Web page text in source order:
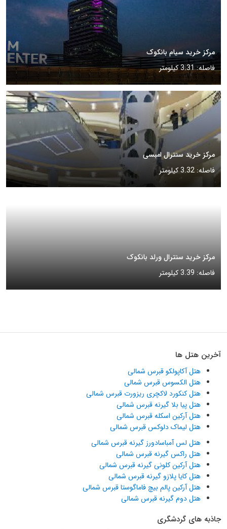
مرکز خرید سیام بانکوک
فاصله: 3.31 کیلومتر
مرکز خرید سنترال امبسی
فاصله: 3.32 کیلومتر
مرکز خرید سنترال ورلد بانکوک
فاصله: 3.39 کیلومتر
آخرین هتل ها
هتل آکاپولکو قبرس شمالی
هتل الکسوس قبرس شمالی
هتل کنکورد لاکچری ریزورت قبرس شمالی
هتل پیا بلا گیرنه قبرس شمالی
هتل آرکین اسکله قبرس شمالی
هتل لیماک دلوکس قبرس شمالی
هتل لس آمباسادورز گیرنه قبرس شمالی
هتل راکس گیرنه قبرس شمالی
هتل آرکین کلونی گیرنه قبرس شمالی
هتل کایا پلازو گیرنه قبرس شمالی
هتل آرکین پالم بیچ فاماگوستا قبرس شمالی
هتل دوم گیرنه قبرس شمالی
جاذبه های گردشگری